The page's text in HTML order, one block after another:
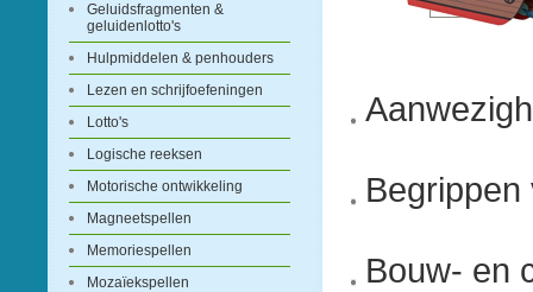
Geluidsfragmenten &
geluidenlotto's
Hulpmiddelen & penhouders
Lezen en schrijfoefeningen
Lotto's
Logische reeksen
Motorische ontwikkeling
Magneetspellen
Memoriespellen
Mozaïekspellen
Bouw- en